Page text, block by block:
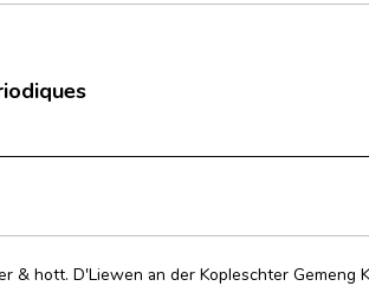
& hott. D'Liewen an der Kopleschter Gemeng